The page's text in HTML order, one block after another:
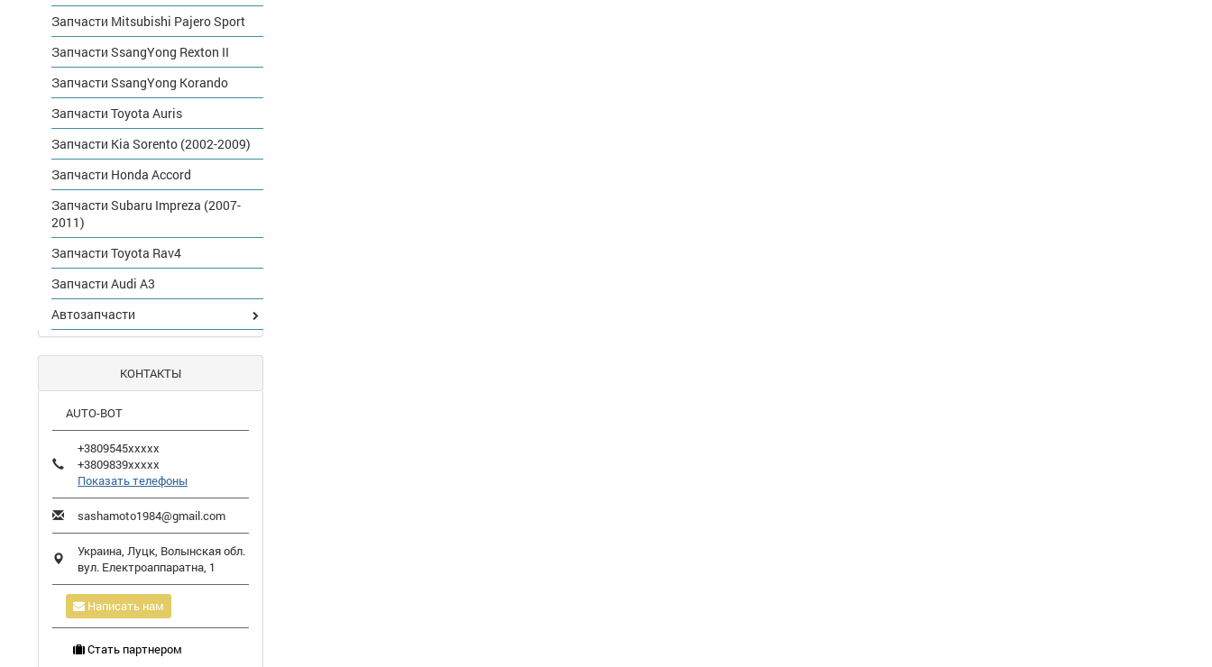
Запчасти Mitsubishi Pajero Sport
Запчасти SsangYong Rexton II
Запчасти SsangYong Korando
Запчасти Toyota Auris
Запчасти Kia Sorento (2002-2009)
Запчасти Honda Accord
Запчасти Subaru Impreza (2007-
2011)
Запчасти Toyota Rav4
Запчасти Audi A3
Автозапчасти
КОНТАКТЫ
AUTO-BOT
+3809545xxxxx
+3809839xxxxx
Показать телефоны
sashamoto1984@gmail.com
Украина, Луцк, Волынская обл.
вул. Електроаппаратна, 1
Написать нам
Стать партнером